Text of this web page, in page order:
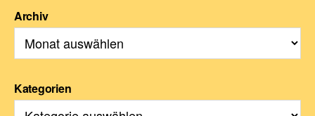
Archiv
Kategorien